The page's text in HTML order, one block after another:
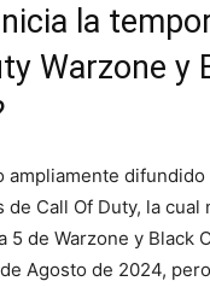
la
Warzone y
ampliamente
Call Of Duty, la cual
5 de Warzone y Black
Agosto de 2024,